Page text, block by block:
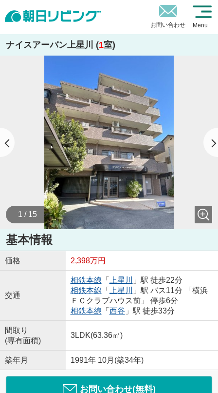
お問い合わせ Menu
ナイスアーバン上星川 (1室)
1 / 15
基本情報
価格 2,398万円
交通
相鉄本線 「 上星川
」駅 徒歩22分
相鉄本線 「 上星川
」駅 バス11分 「横浜
ＦＣクラブハウス前」 停歩6分
相鉄本線 「 西谷 」駅 徒歩33分
間取り
(専有面積)
3LDK(63.36㎡)
築年月 1991年 10月(築34年)
お問い合わせ(無料)